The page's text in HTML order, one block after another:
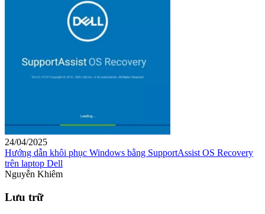
24/04/2025
Hướng dẫn khôi phục Windows bằng SupportAssist OS Recovery
trên laptop Dell
Nguyễn Khiêm
Lưu trữ